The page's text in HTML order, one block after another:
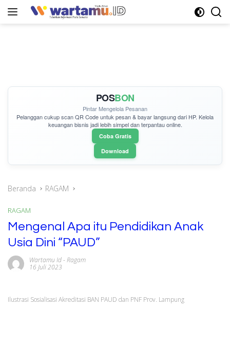
POSBON
Pintar Mengelola Pesanan
Pelanggan cukupscan QR Codeuntuk pesan & bayar langsung dari HP. Kelola
keuangan bisnis jadi lebih simpel dan terpantau online.
Coba Gratis
Download
Beranda RAGAM
RAGAM
Mengenal Apa itu Pendidikan Anak
Usia Dini “PAUD”
Wartamu Id- Ragam
16 Juli 2023
Ilustrasi Sosialisasi Akreditasi BAN PAUD dan PNF Prov. Lampung